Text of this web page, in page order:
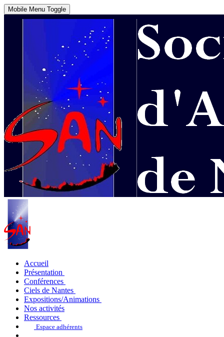
Mobile Menu Toggle
Accueil
Présentation
Conférences
Ciels de Nantes
Expositions/Animations
Nos activités
Ressources
Espace adhérents